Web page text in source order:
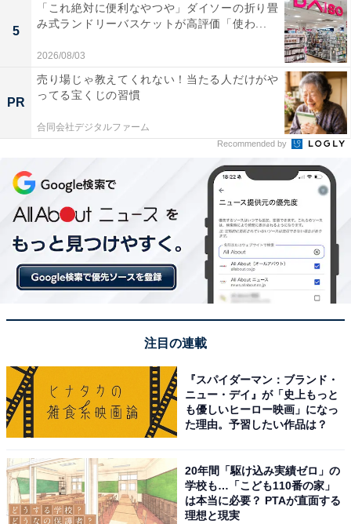
5
「これ絶対に便利なやつや」ダイソーの折り畳
み式ランドリーバスケットが高評価「使わ...
2026/08/03
PR
売り場じゃ教えてくれない！当たる人だけがや
ってる宝くじの習慣
合同会社デジタルファーム
Recommended by
注目の連載
『スパイダーマン：ブランド・
ニュー・デイ』が「史上もっと
も優しいヒーロー映画」になっ
た理由。予習したい作品は？
20年間「駆け込み実績ゼロ」の
学校も…「こども110番の家」
は本当に必要？ PTAが直面する
理想と現実